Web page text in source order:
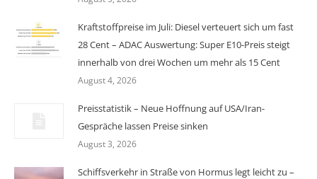
Kraftstoffpreise im Juli: Diesel verteuert sich um fast
28 Cent – ADAC Auswertung: Super E10-Preis steigt
innerhalb von drei Wochen um mehr als 15 Cent
August 4, 2026
Preisstatistik – Neue Hoffnung auf USA/Iran-
Gespräche lassen Preise sinken
August 3, 2026
Schiffsverkehr in Straße von Hormus legt leicht zu –